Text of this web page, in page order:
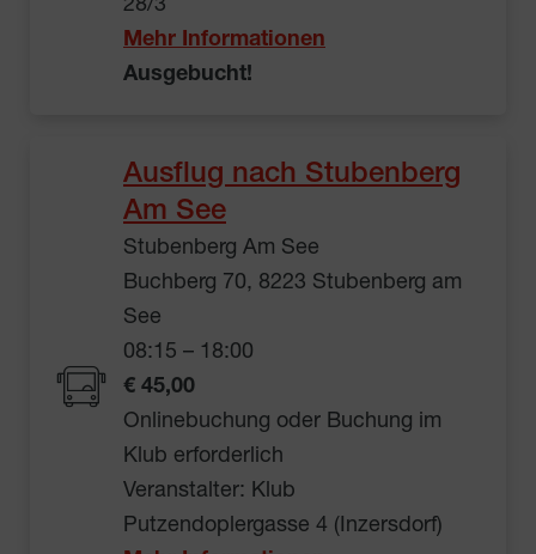
28/3
Mehr Informationen
Ausgebucht!
Ausflug nach Stubenberg
Am See
Stubenberg Am See
Buchberg 70, 8223 Stubenberg am
See
08:15 – 18:00
€ 45,00
Onlinebuchung oder Buchung im
Klub erforderlich
Veranstalter: Klub
Putzendoplergasse 4 (Inzersdorf)